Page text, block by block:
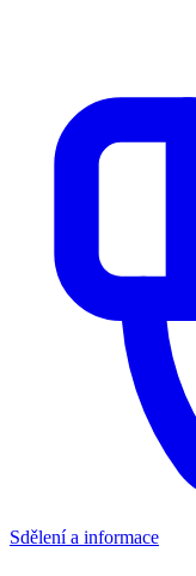
Sdělení a informace